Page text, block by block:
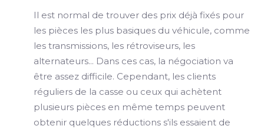
Il est normal de trouver des prix déjà fixés pour
les pièces les plus basiques du véhicule, comme
les transmissions, les rétroviseurs, les
alternateurs... Dans ces cas, la négociation va
être assez difficile. Cependant, les clients
réguliers de la casse ou ceux qui achètent
plusieurs pièces en même temps peuvent
obtenir quelques réductions s'ils essaient de